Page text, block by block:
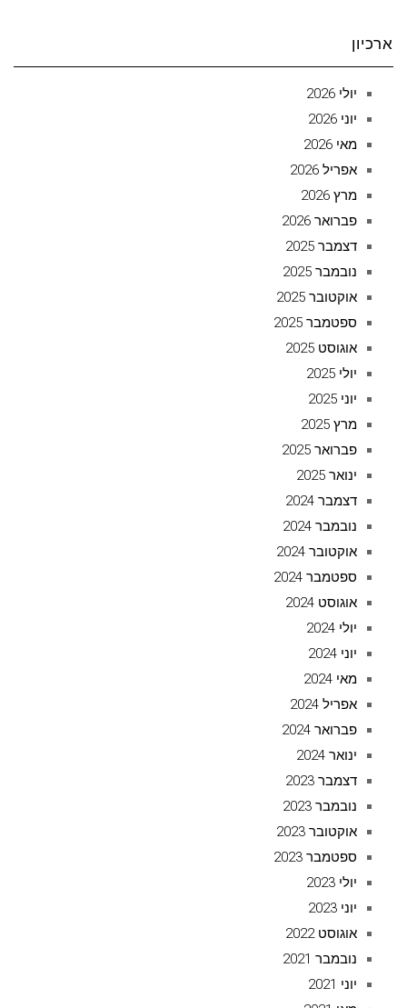
ארכיון
יולי 2026
יוני 2026
מאי 2026
אפריל 2026
מרץ 2026
פברואר 2026
דצמבר 2025
נובמבר 2025
אוקטובר 2025
ספטמבר 2025
אוגוסט 2025
יולי 2025
יוני 2025
מרץ 2025
פברואר 2025
ינואר 2025
דצמבר 2024
נובמבר 2024
אוקטובר 2024
ספטמבר 2024
אוגוסט 2024
יולי 2024
יוני 2024
מאי 2024
אפריל 2024
פברואר 2024
ינואר 2024
דצמבר 2023
נובמבר 2023
אוקטובר 2023
ספטמבר 2023
יולי 2023
יוני 2023
אוגוסט 2022
נובמבר 2021
יוני 2021